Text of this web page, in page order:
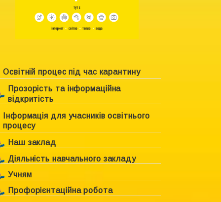
Освітній процес під час карантину
Прозорість та інформаційна
відкритість
Ліцензування закладу
Свідоцтво про право власності
доброчесність
Статут навчального закладу
Структура управління
Інформація для учасників освітнього
процесу
Наш заклад
Інформація про навчальний заклад
Керівництво навчального закладу
Гімн спеціальної школи
Діяльність навчального закладу
План роботи Комунального закладу
«Харківська спеціальна школа №6
ХОР»
Учням
Розклад уроків
Профорієнтаційна робота